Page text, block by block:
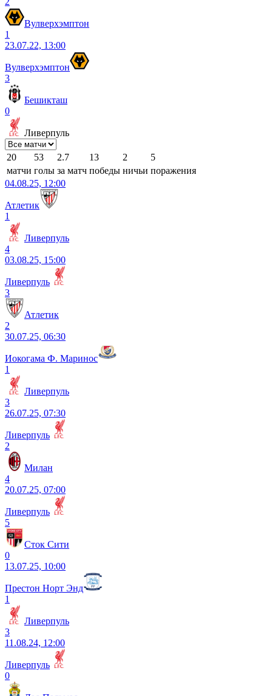
Вулверхэмптон
1
23.07.22, 13:00
Вулверхэмптон
3
Бешикташ
0
Ливерпуль
20 53 2.7 13 2
5
матчи голы за матч победы ничьи поражения
04.08.25, 12:00
Атлетик
1
Ливерпуль
4
03.08.25, 15:00
Ливерпуль
3
Атлетик
2
30.07.25, 06:30
Иокогама Ф. Маринос
1
Ливерпуль
3
26.07.25, 07:30
Ливерпуль
2
Милан
4
20.07.25, 07:00
Ливерпуль
5
Сток Сити
0
13.07.25, 10:00
Престон Норт Энд
1
Ливерпуль
3
11.08.24, 12:00
Ливерпуль
0